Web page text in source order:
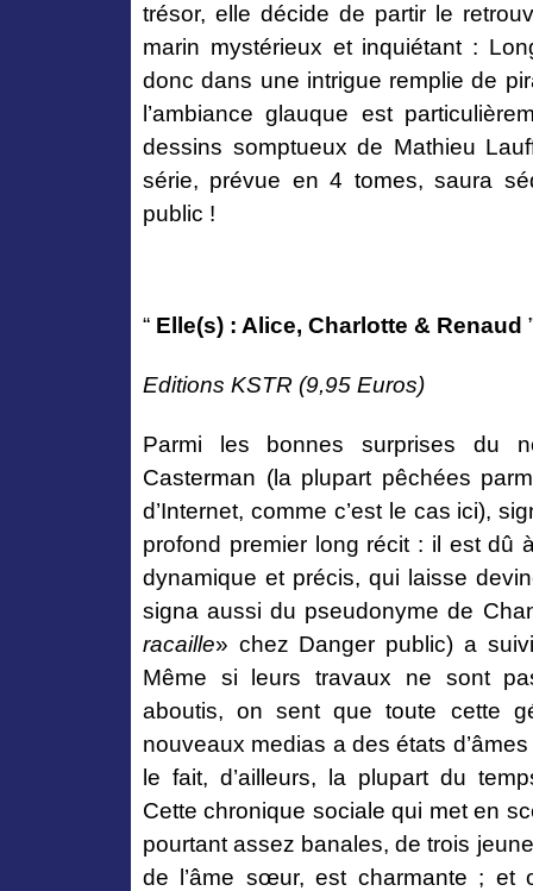
trésor, elle décide de partir le
marin mystérieux et inquiétant :
donc dans une intrigue remplie de
l’ambiance glauque est
dessins somptueux de Mathieu
série, prévue en 4 tomes, saura
public !
“ Elle(s) : Alice, Charlotte & Renaud
Editions KSTR (9,95 Euros)
Parmi les bonnes surprises du
Casterman (la plupart pêchées
d’Internet, comme c’est le cas ici),
profond premier long récit : il est dû
dynamique et précis, qui laisse
signa aussi du pseudonyme de
racaille» chez Danger public) a
Même si leurs travaux ne sont
aboutis, on sent que toute cette
nouveaux medias a des états
le fait, d’ailleurs, la plupart du
Cette chronique sociale qui met en
pourtant assez banales, de trois
de l’âme sœur, est charmante ; et